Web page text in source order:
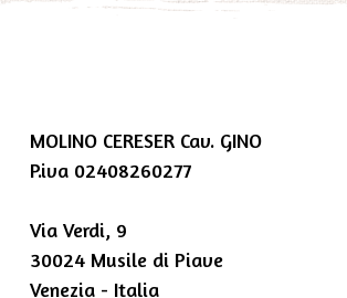
MOLINO CERESER Cav. GINO
P.iva 02408260277
Via Verdi, 9
30024 Musile di Piave
Venezia - Italia